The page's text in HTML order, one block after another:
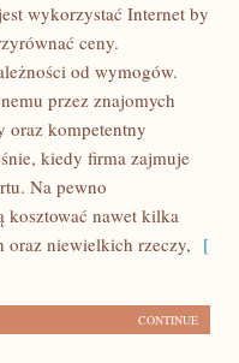
wykorzystać Internet by
ceny.
od wymogów.
przez znajomych
oraz kompetentny
kiedy firma zajmuje
Na pewno
kosztować nawet kilka
oraz niewielkich rzeczy, [
CONTINUE